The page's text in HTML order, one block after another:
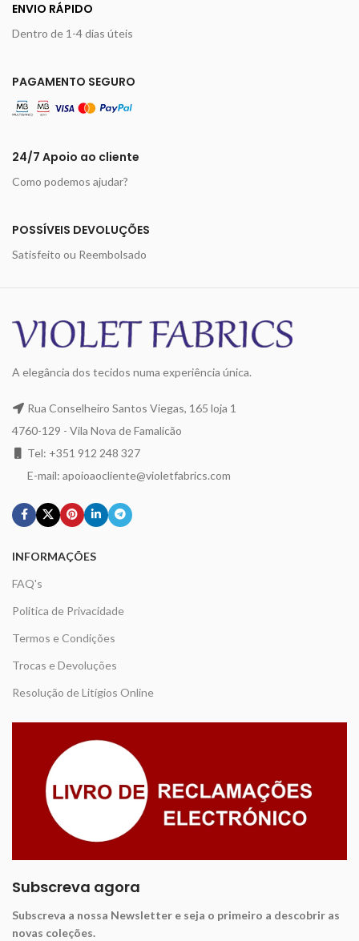
ENVIO RÁPIDO
Dentro de 1-4 dias úteis
PAGAMENTO SEGURO
24/7 Apoio ao cliente
Como podemos ajudar?
POSSÍVEIS DEVOLUÇÕES
Satisfeito ou Reembolsado
A elegância dos tecidos numa experiência única.
Rua Conselheiro Santos Viegas, 165 loja 1
4760-129 - Vila Nova de Famalicão
Tel: +351 912 248 327
E-mail: apoioaocliente@violetfabrics.com
INFORMAÇÕES
FAQ's
Politica de Privacidade
Termos e Condições
Trocas e Devoluções
Resolução de Litígios Online
Subscreva agora
Subscreva a nossa Newsletter e seja o primeiro a descobrir as
novas coleções.